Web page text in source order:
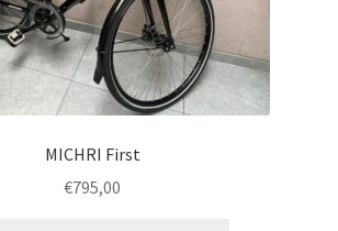
MICHRI First
€795,00